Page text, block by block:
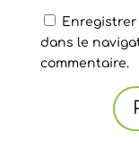
Enregistrer
dans le
commentaire.